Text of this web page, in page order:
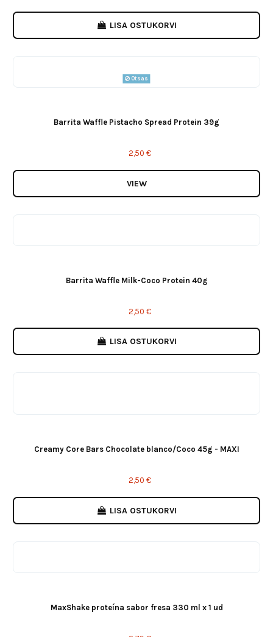
LISA OSTUKORVI
Otsas
Barrita Waffle Pistacho Spread Protein 39g
2,50 €
VIEW
Barrita Waffle Milk-Coco Protein 40g
2,50 €
LISA OSTUKORVI
Creamy Core Bars Chocolate blanco/Coco 45g - MAXI
2,50 €
LISA OSTUKORVI
MaxShake proteína sabor fresa 330 ml x 1 ud